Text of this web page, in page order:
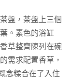
盤，茶盤上三個
。素色的浴缸
草整齊陳列在碗
需求配置香草，
念糅合在了入住